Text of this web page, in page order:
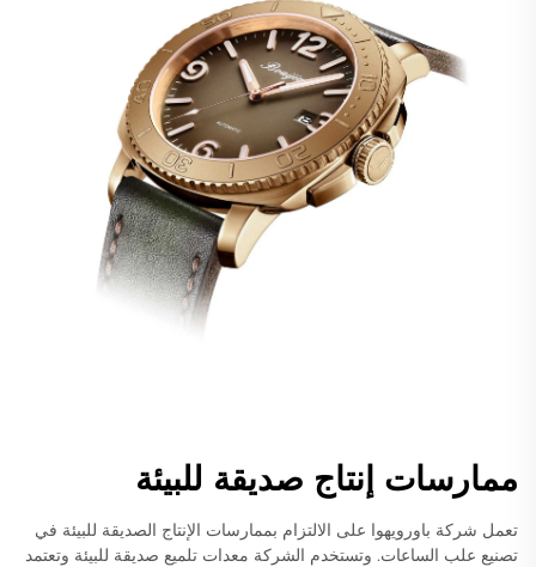
ممارسات إنتاج صديقة للبيئة
تعمل شركة باورويهوا على الالتزام بممارسات الإنتاج الصديقة للبيئة في
تصنيع علب الساعات. وتستخدم الشركة معدات تلميع صديقة للبيئة وتعتمد